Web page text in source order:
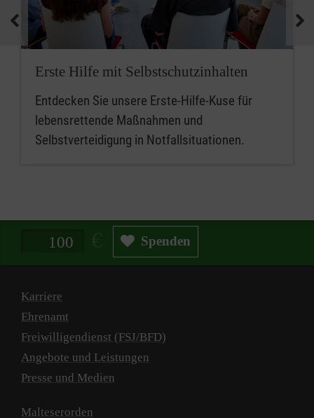
medizinische Geräte und koordinieren
Notfallmaßnahmen.
Zusammenfassend sind betriebliche
Ansprechpersonen für Erste Hilfe, während
Mitarbeitende im betrieblichen Sanitätsdienst
eine erweiterte Rolle bei der medizinischen
Erste Hilfe mit Selbstschutzinhalten
Entdecken Sie unsere Erste-Hilfe-Kuse für
lebensrettende Maßnahmen und
Selbstverteidigung in Notfallsituationen.
Spendenbetrag in Euro Spenden
Karriere
Ehrenamt
Freiwilligendienst (FSJ/BFD)
Angebote und Leistungen
Presse und Medien
Malteserorden